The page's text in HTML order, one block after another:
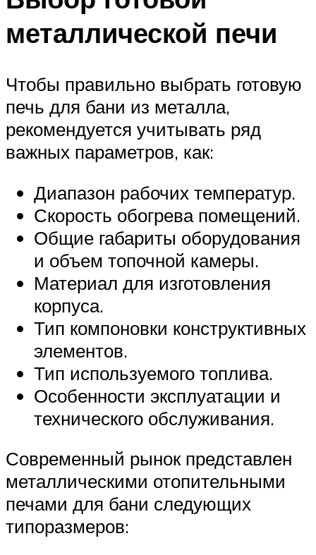
металлической печи
Чтобы правильно выбрать готовую
печь для бани из металла,
рекомендуется учитывать ряд
важных параметров, как:
Диапазон рабочих температур.
Скорость обогрева помещений.
Общие габариты оборудования
и объем топочной камеры.
Материал для изготовления
корпуса.
Тип компоновки конструктивных
элементов.
Тип используемого топлива.
Особенности эксплуатации и
технического обслуживания.
Современный рынок представлен
металлическими отопительными
печами для бани следующих
типоразмеров: